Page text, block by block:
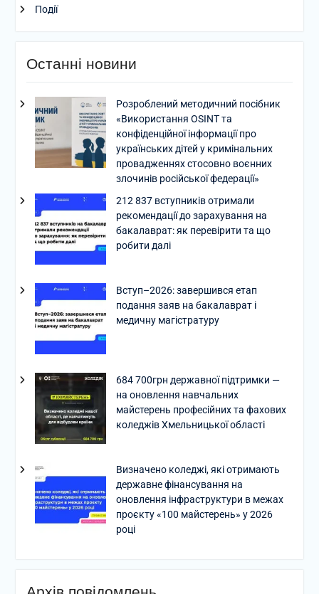
Події
Останні новини
Розроблений методичний посібник
«Використання OSINT та
конфіденційної інформації про
українських дітей у кримінальних
провадженнях стосовно воєнних
злочинів російської федерації»
212 837 вступників отримали
рекомендації до зарахування на
бакалаврат: як перевірити та що
робити далі
Вступ–2026: завершився етап
подання заяв на бакалаврат і
медичну магістратуру
684 700грн державної підтримки —
на оновлення навчальних
майстерень професійних та фахових
коледжів Хмельницької області
Визначено коледжі, які отримають
державне фінансування на
оновлення інфраструктури в межах
проєкту «100 майстерень» у 2026
році